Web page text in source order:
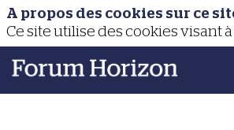
A propos des cookies sur ce
Ce site utilise des cookies visant